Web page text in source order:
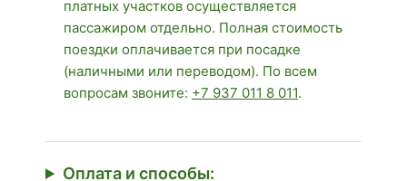
платных участков осуществляется
пассажиром отдельно. Полная стоимость
поездки оплачивается при посадке
(наличными или переводом). По всем
вопросам звоните: +7 937 011 8 011.
Оплата и способы: